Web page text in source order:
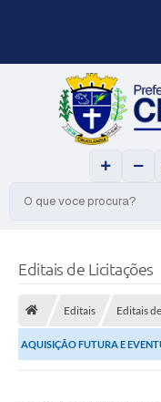
O que voce procura?
Editais de Licitações
Editais Editais
AQUISIÇÃO FUTURA E
A ATENDER ÀS DEMANDAS